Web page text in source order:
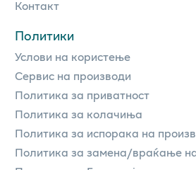
Контакт
Политики
Услови на користење
Сервис на производи
Политика за приватност
Политика за колачиња
Политика за испорака на
Политика за замена/враќање